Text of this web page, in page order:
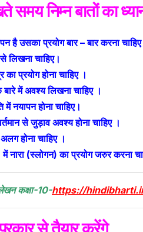
समय निम्न बातों का
है उसका प्रयोग बार – बार करना
लिखना चाहिए।
प्रयोग होना चाहिए ।
में अवश्य लिखना चाहिए ।
नयापन होना चाहिए।
से जुड़ाव अवश्य होना चाहिए ।
होना चाहिए ।
नारा (स्लोगन) का प्रयोग जरुर
लेखन कक्षा-10-https://